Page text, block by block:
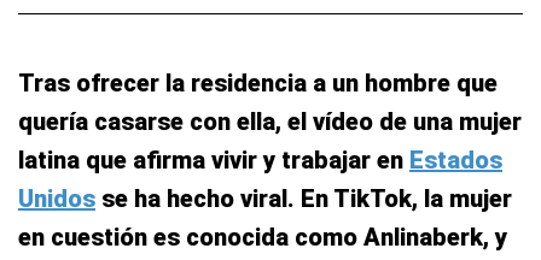
Tras ofrecer la residencia a un hombre que
quería casarse con ella, el vídeo de una mujer
latina que afirma vivir y trabajar en Estados
Unidos se ha hecho viral. En TikTok, la mujer
en cuestión es conocida como Anlinaberk, y